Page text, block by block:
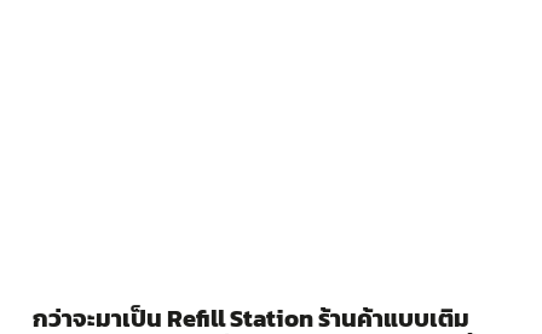
กว่าจะมาเป็น Refill Station ร้านค้าแบบเติม